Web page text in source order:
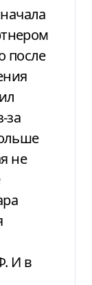
после
за
не
И в